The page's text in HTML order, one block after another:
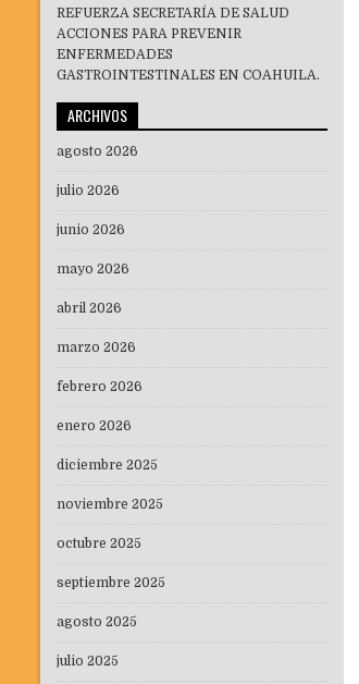
REFUERZA SECRETARÍA DE SALUD
ACCIONES PARA PREVENIR
ENFERMEDADES
GASTROINTESTINALES EN COAHUILA.
ARCHIVOS
agosto 2026
julio 2026
junio 2026
mayo 2026
abril 2026
marzo 2026
febrero 2026
enero 2026
diciembre 2025
noviembre 2025
octubre 2025
septiembre 2025
agosto 2025
julio 2025